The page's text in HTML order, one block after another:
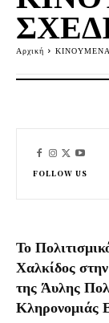
Αρχική
Το
Χαλκίδος
της Άυλης
Κληρονομιάς
FOLLOW US